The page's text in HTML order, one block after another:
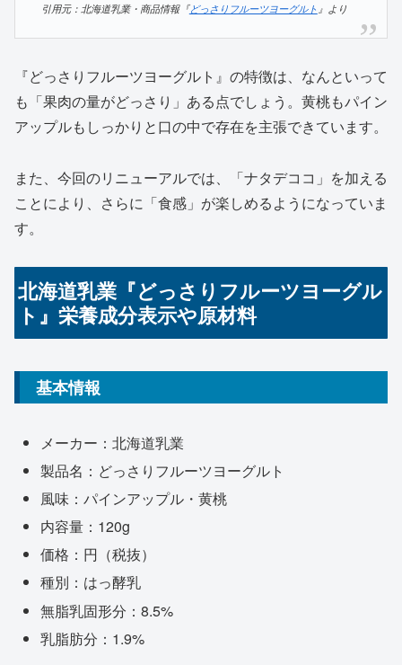
引用元：北海道乳業・商品情報『どっさりフルーツヨーグルト』より
『どっさりフルーツヨーグルト』の特徴は、なんといって
も「果肉の量がどっさり」ある点でしょう。黄桃もパイン
アップルもしっかりと口の中で存在を主張できています。
また、今回のリニューアルでは、「ナタデココ」を加える
ことにより、さらに「食感」が楽しめるようになっていま
す。
北海道乳業『どっさりフルーツヨーグル
ト』栄養成分表示や原材料
基本情報
メーカー：北海道乳業
製品名：どっさりフルーツヨーグルト
風味：パインアップル・黄桃
内容量：120g
価格：円（税抜）
種別：はっ酵乳
無脂乳固形分：8.5%
乳脂肪分：1.9%